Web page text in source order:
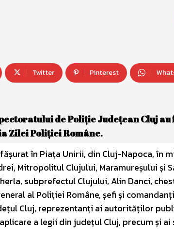
Twitter Pinterest
de Poliție Județean Cluj
Zilei Poliției Române.
în Piața Unirii, din Cluj-Napoca, în
Mitropolitul Clujului, Maramureșului și
subprefectul Clujului, Alin Danci,
al Poliției Române, șefi și
Cluj, reprezentanți ai autorităților
a legii din județul Cluj, precum și